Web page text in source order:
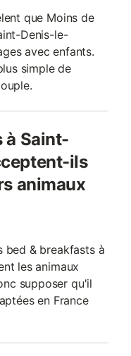
que Moins de
Denis-le-
avec enfants.
simple de
à Saint-
ils
animaux
bed & breakfasts à
les animaux
supposer qu'il
en France